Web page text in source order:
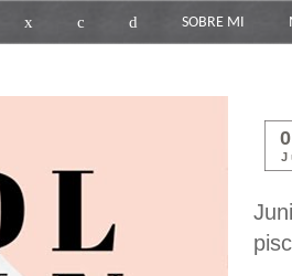
x c d SOBRE MI